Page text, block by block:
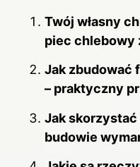
Twój własny
piec chlebowy
Jak zbudować
– praktyczny
Jak
budowie